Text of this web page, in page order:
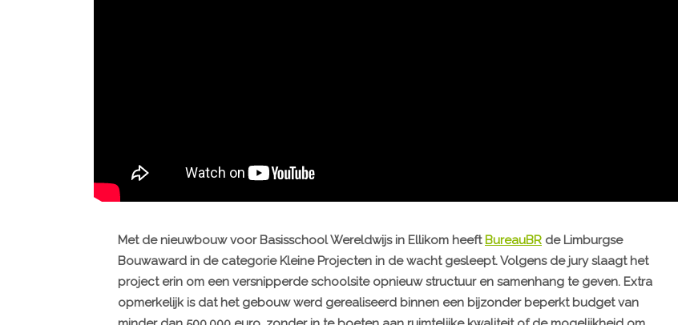
Met de nieuwbouw voor Basisschool Wereldwijs in Ellikom heeft BureauBR de Limburgse
Bouwaward in de categorie Kleine Projecten in de wacht gesleept. Volgens de jury slaagt het
project erin om een versnipperde schoolsite opnieuw structuur en samenhang te geven. Extra
opmerkelijk is dat het gebouw werd gerealiseerd binnen een bijzonder beperkt budget van